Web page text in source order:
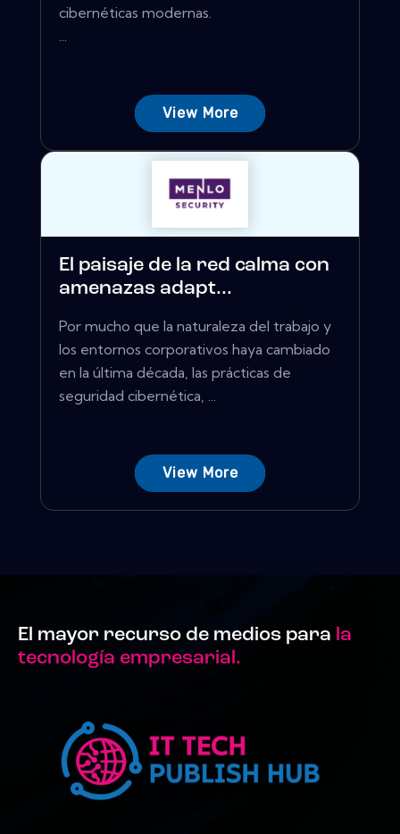
cibernéticas modernas.
...
View More
El paisaje de la red calma con
amenazas adapt...
Por mucho que la naturaleza del trabajo y
los entornos corporativos haya cambiado
en la última década, las prácticas de
seguridad cibernética, ...
View More
El mayor recurso de medios para la
tecnología empresarial.